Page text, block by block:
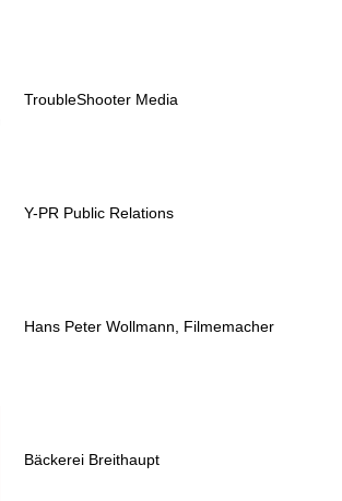
TroubleShooter Media
Y-PR Public Relations
Hans Peter Wollmann, Filmemacher
Bäckerei Breithaupt